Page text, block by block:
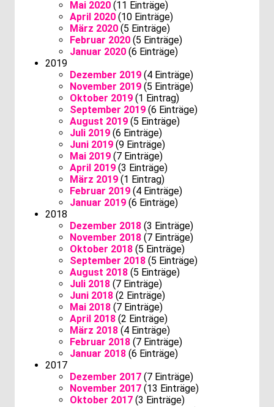
Mai 2020 (11 Einträge)
April 2020 (10 Einträge)
März 2020 (5 Einträge)
Februar 2020 (5 Einträge)
Januar 2020 (6 Einträge)
2019
Dezember 2019 (4 Einträge)
November 2019 (5 Einträge)
Oktober 2019 (1 Eintrag)
September 2019 (6 Einträge)
August 2019 (5 Einträge)
Juli 2019 (6 Einträge)
Juni 2019 (9 Einträge)
Mai 2019 (7 Einträge)
April 2019 (3 Einträge)
März 2019 (1 Eintrag)
Februar 2019 (4 Einträge)
Januar 2019 (6 Einträge)
2018
Dezember 2018 (3 Einträge)
November 2018 (7 Einträge)
Oktober 2018 (5 Einträge)
September 2018 (5 Einträge)
August 2018 (5 Einträge)
Juli 2018 (7 Einträge)
Juni 2018 (2 Einträge)
Mai 2018 (7 Einträge)
April 2018 (2 Einträge)
März 2018 (4 Einträge)
Februar 2018 (7 Einträge)
Januar 2018 (6 Einträge)
2017
Dezember 2017 (7 Einträge)
November 2017 (13 Einträge)
Oktober 2017 (3 Einträge)